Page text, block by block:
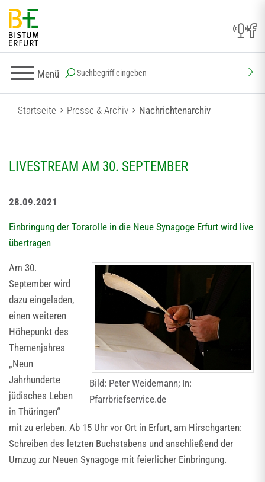
Menü
Startseite Presse & Archiv Nachrichtenarchiv
LIVESTREAM AM 30. SEPTEMBER
28.09.2021
Einbringung der Torarolle in die Neue Synagoge Erfurt wird live
übertragen
Bild: Peter Weidemann; In:
Pfarrbriefservice.de
Am 30.
September wird
dazu eingeladen,
einen weiteren
Höhepunkt des
Themenjahres
„Neun
Jahrhunderte
jüdisches Leben
in Thüringen“
mit zu erleben. Ab 15 Uhr vor Ort in Erfurt, am Hirschgarten:
Schreiben des letzten Buchstabens und anschließend der
Umzug zur Neuen Synagoge mit feierlicher Einbringung.